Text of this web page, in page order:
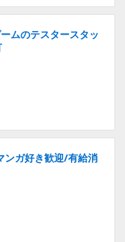
ムのテスタースタッ
ンガ好き歓迎/有給消